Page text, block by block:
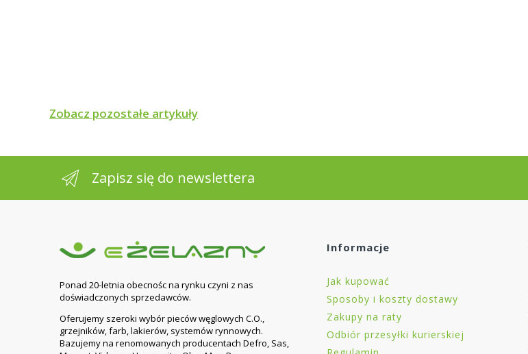
Zobacz pozostałe artykuły
Zapisz się do newslettera
Ponad 20-letnia obecnośc na rynku czyni z nas
doświadczonych sprzedawców.
Oferujemy szeroki wybór pieców węglowych C.O.,
grzejników, farb, lakierów, systemów rynnowych.
Bazujemy na renomowanych producentach Defro, Sas,
Informacje
Jak kupować
Sposoby i koszty dostawy
Zakupy na raty
Odbiór przesyłki kurierskiej